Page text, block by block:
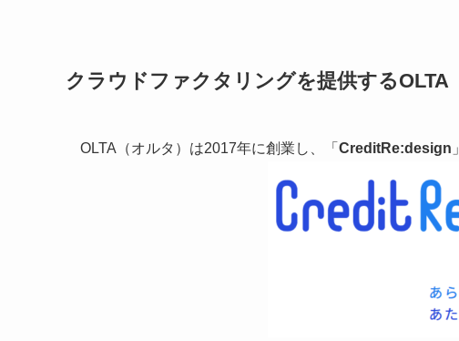
クラウドファクタリングを提供するOLTA
OLTA（オルタ）は2017年に創業し、「 CreditRe:design